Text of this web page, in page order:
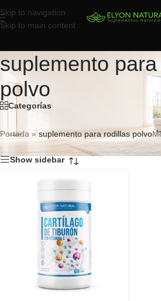
Skip to navigation
Skip to main content
suplemento
polvo
Categorías
Portada » suplemento para rodillas polvo
Show sidebar